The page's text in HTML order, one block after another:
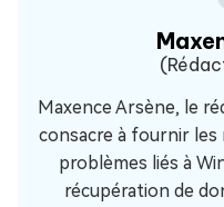
Maxence Arsène, le
consacre à fournir
problèmes liés à
récupération de